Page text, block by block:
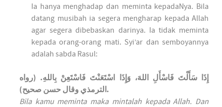
Ia hanya menghadap dan meminta kepadaNya. Bila
datang musibah ia segera mengharap kepada Allah
agar segera dibebaskan darinya. Ia tidak meminta
kepada orang-orang mati. Syi’ar dan semboyannya
adalah sabda Rasul:
إِذَا سَأَلْتَ فَاسْأَلِ اللهَ، وَإِذَا اسْتَعَنْتَ فَاسْتَعِنْ بِاللهِ. (رواه
الترمذي وقال حسن صحيح).
Bila kamu meminta maka mintalah kepada Allah. Dan